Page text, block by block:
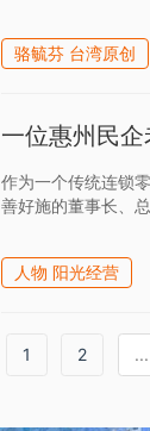
骆毓芬 台湾原创
一位惠州民
作为一个传统连锁
善好施的董事长、
人物 阳光经营
1 2 ...